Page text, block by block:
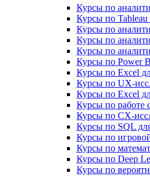
Курсы по
Курсы по Tableau
Курсы по
Курсы по
Курсы по
Курсы по Power
Курсы по Excel
Курсы по
Курсы по Excel
Курсы по работе
Курсы по CX-
Курсы по SQL
Курсы по
Курсы по
Курсы по Deep
Курсы по